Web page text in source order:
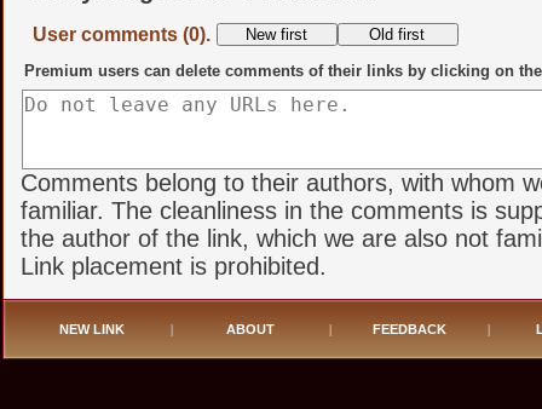
User comments (0).
Premium users can delete comments of their links by clicking on
Comments belong to their authors, with whom
familiar. The cleanliness in the comments is
the author of the link, which we are also not
Link placement is prohibited.
NEW LINK ABOUT FEEDBACK